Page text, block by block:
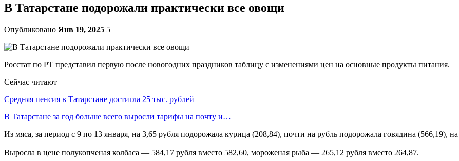
В Татарстане подорожали практически все овощи
Опубликовано Янв 19, 2025 5
Росстат по РТ представил первую после новогодних праздников таблицу с изменениями цен на основные продукты питания.
Сейчас читают
Средняя пенсия в Татарстане достигла 25 тыс. рублей
В Татарстане за год больше всего выросли тарифы на почту и…
Из мяса, за период с 9 по 13 января, на 3,65 рубля подорожала курица (208,84), почти на рубль подорожала говядина (566,19),
Выросла в цене полукопченая колбаса — 584,17 рубля вместо 582,60, мороженая рыба — 265,12 рубля вместо 264,87.